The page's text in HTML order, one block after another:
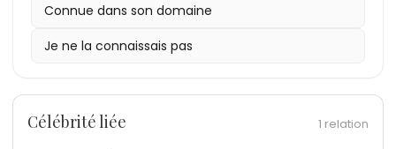
Connue dans son domaine
Je ne la connaissais pas
Célébrité liée 1 relation